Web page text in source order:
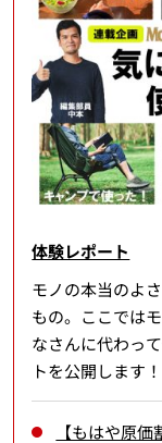
体験レポート
モノの本当のよ
もの。ここでは
なさんに代わっ
トを公開します！
【もはや原